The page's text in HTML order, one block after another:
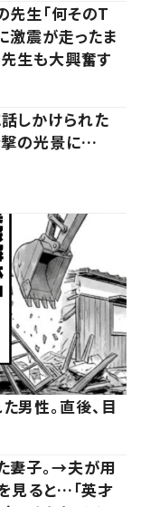
生「何そのT
激震が走ったま
生も大興奮す
しかけられた
撃の光景に…
男性。直後、目
妻子。→夫が用
見ると…「英才